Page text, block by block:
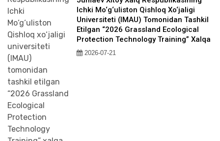
Ichki Mo‘g‘uliston Qishloq Xo‘jaligi
Universiteti (IMAU) Tomonidan Tashkil
Etilgan “2026 Grassland Ecological
Protection Technology Training” Xalqa
2026-07-21